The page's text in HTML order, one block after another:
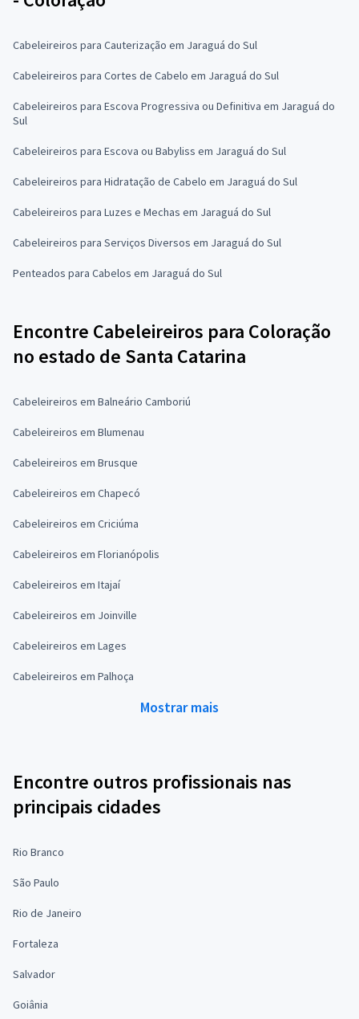
Cabeleireiros para Cauterização em Jaraguá do Sul
Cabeleireiros para Cortes de Cabelo em Jaraguá do Sul
Cabeleireiros para Escova Progressiva ou Definitiva em Jaraguá do
Sul
Cabeleireiros para Escova ou Babyliss em Jaraguá do Sul
Cabeleireiros para Hidratação de Cabelo em Jaraguá do Sul
Cabeleireiros para Luzes e Mechas em Jaraguá do Sul
Cabeleireiros para Serviços Diversos em Jaraguá do Sul
Penteados para Cabelos em Jaraguá do Sul
Encontre Cabeleireiros para Coloração
no estado de Santa Catarina
Cabeleireiros em Balneário Camboriú
Cabeleireiros em Blumenau
Cabeleireiros em Brusque
Cabeleireiros em Chapecó
Cabeleireiros em Criciúma
Cabeleireiros em Florianópolis
Cabeleireiros em Itajaí
Cabeleireiros em Joinville
Cabeleireiros em Lages
Cabeleireiros em Palhoça
Mostrar mais
Encontre outros profissionais nas
principais cidades
Rio Branco
São Paulo
Rio de Janeiro
Fortaleza
Salvador
Goiânia